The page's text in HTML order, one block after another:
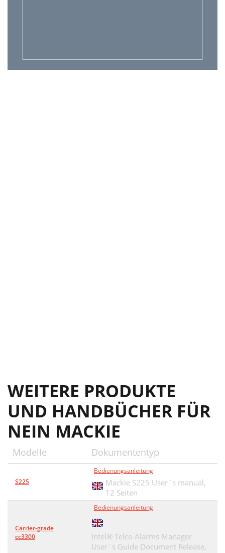
WEITERE PRODUKTE
UND HANDBÜCHER FÜR
NEIN MACKIE
Modelle Dokumententyp
S225
Bedienungsanleitung
Mackie S225 User`s manual,
12 Seiten
Carrier-grade
cc3300
Bedienungsanleitung
Intel® Telco Alarms Manager
User`s Guide Document Release,